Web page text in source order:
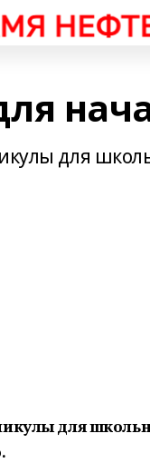
для
для